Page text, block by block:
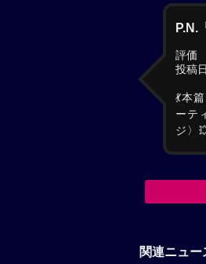
P.N.
評価
投稿日
💃本
ーテ
ジ〉
関連ニュー